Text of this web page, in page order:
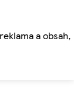
a obsah,